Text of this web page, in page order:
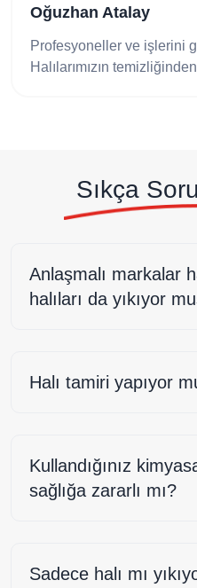
Zeynep Koçak
Temizleme işleminden
halılarım servis garantili
Sıkça
Anlaşmalı markalar
halıları da yıkıyor
Halı tamiri yapıyor
Kullandığınız
sağlığa zararlı mı?
Sadece halı mı